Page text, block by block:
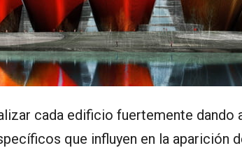
cada edificio fuertemente dando
que influyen en la aparición